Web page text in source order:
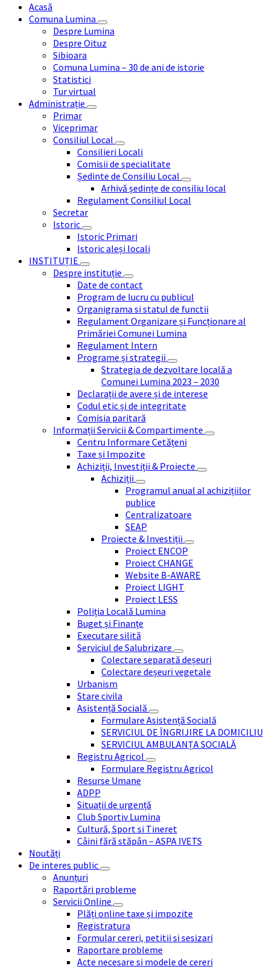
Acasă
Comuna Lumina
Despre Lumina
Despre Oituz
Sibioara
Comuna Lumina – 30 de ani de istorie
Statistici
Tur virtual
Administrație
Primar
Viceprimar
Consiliul Local
Consilieri Locali
Comisii de specialitate
Ședinte de Consiliu Local
Arhivă ședințe de consiliu local
Regulament Consiliul Local
Secretar
Istoric
Istoric Primari
Istoric aleși locali
INSTITUȚIE
Despre instituție
Date de contact
Program de lucru cu publicul
Organigrama si statul de functii
Regulament Organizare și Funcționare al
Primăriei Comunei Lumina
Regulament Intern
Programe și strategii
Strategia de dezvoltare locală a
Comunei Lumina 2023 – 2030
Declarații de avere și de interese
Codul etic și de integritate
Comisia paritară
Informații Servicii & Compartimente
Centru Informare Cetățeni
Taxe și Impozite
Achiziții, Investiții & Proiecte
Achiziții
Programul anual al achizițiilor
publice
Centralizatoare
SEAP
Proiecte & Investiții
Proiect ENCOP
Proiect CHANGE
Website B-AWARE
Proiect LIGHT
Proiect LESS
Poliția Locală Lumina
Buget și Finanțe
Executare silită
Serviciul de Salubrizare
Colectare separată deșeuri
Colectare deșeuri vegetale
Urbanism
Stare civila
Asistență Socială
Formulare Asistență Socială
SERVICIUL DE ÎNGRIJIRE LA DOMICILIU
SERVICIUL AMBULANȚA SOCIALĂ
Registru Agricol
Formulare Registru Agricol
Resurse Umane
ADPP
Situații de urgență
Club Sportiv Lumina
Cultură, Sport si Tineret
Câini fără stăpân – ASPA IVETS
Noutăți
De interes public
Anunțuri
Raportări probleme
Servicii Online
Plăți online taxe și impozite
Registratura
Formular cereri, petitii si sesizari
Raportare probleme
Acte necesare si modele de cereri